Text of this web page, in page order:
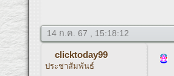
14 ก.ค. 67 , 15:18:12
clicktoday99
ประชาสัมพันธ์